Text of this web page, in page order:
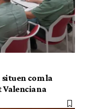
com la
Valenciana